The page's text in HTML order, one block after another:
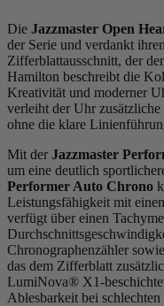
Die Jazzmaster Open
der Serie und verdankt
Zifferblattausschnitt, der
Hamilton beschreibt die
Kreativität und moderner
verleiht der Uhr
ohne die klare
Mit der Jazzmaster
um eine deutlich
Performer Auto Chrono
Leistungsfähigkeit mit
verfügt über einen
Chronographenzähler
das dem Zifferblatt
LumiNova® X1-
Ablesbarkeit bei